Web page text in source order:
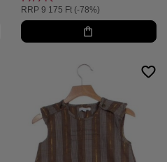
Ajánlott ár:
RRP 9 175 Ft (-78%)